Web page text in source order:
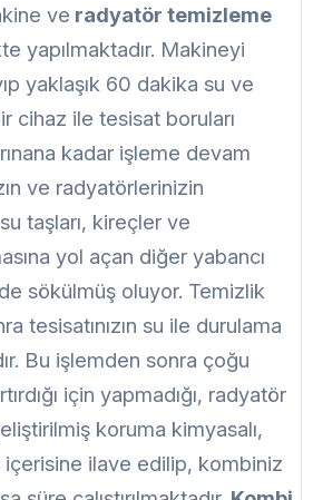
ve radyatör temizleme
yapılmaktadır. Makineyi
yaklaşık 60 dakika su ve
cihaz ile tesisat boruları
kadar işleme devam
ve radyatörlerinizin
taşları, kireçler ve
yol açan diğer yabancı
sökülmüş oluyor. Temizlik
tesisatınızın su ile durulama
Bu işlemden sonra çoğu
için yapmadığı, radyatör
koruma kimyasalı,
içerisine ilave edilip, kombiniz